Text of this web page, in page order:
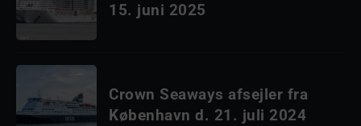
15. juni 2025
Crown Seaways afsejler fra
København d. 21. juli 2024